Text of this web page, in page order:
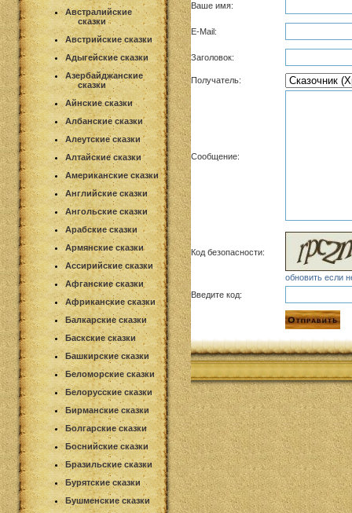
Австралийские
сказки
Австрийские сказки
Адыгейские сказки
Азербайджанские
сказки
Айнские сказки
Албанские сказки
Алеутские сказки
Алтайские сказки
Американские сказки
Английские сказки
Ангольские сказки
Арабские сказки
Армянские сказки
Ассирийские сказки
Афганские сказки
Африканские сказки
Балкарские сказки
Баскские сказки
Башкирские сказки
Беломорские сказки
Белорусские сказки
Бирманские сказки
Болгарские сказки
Боснийские сказки
Бразильские сказки
Бурятские сказки
Бушменские сказки
Ваше имя:
E-Mail:
Заголовок:
Получатель:
Сообщение:
Код безопасности:
обновить если
Введите код: